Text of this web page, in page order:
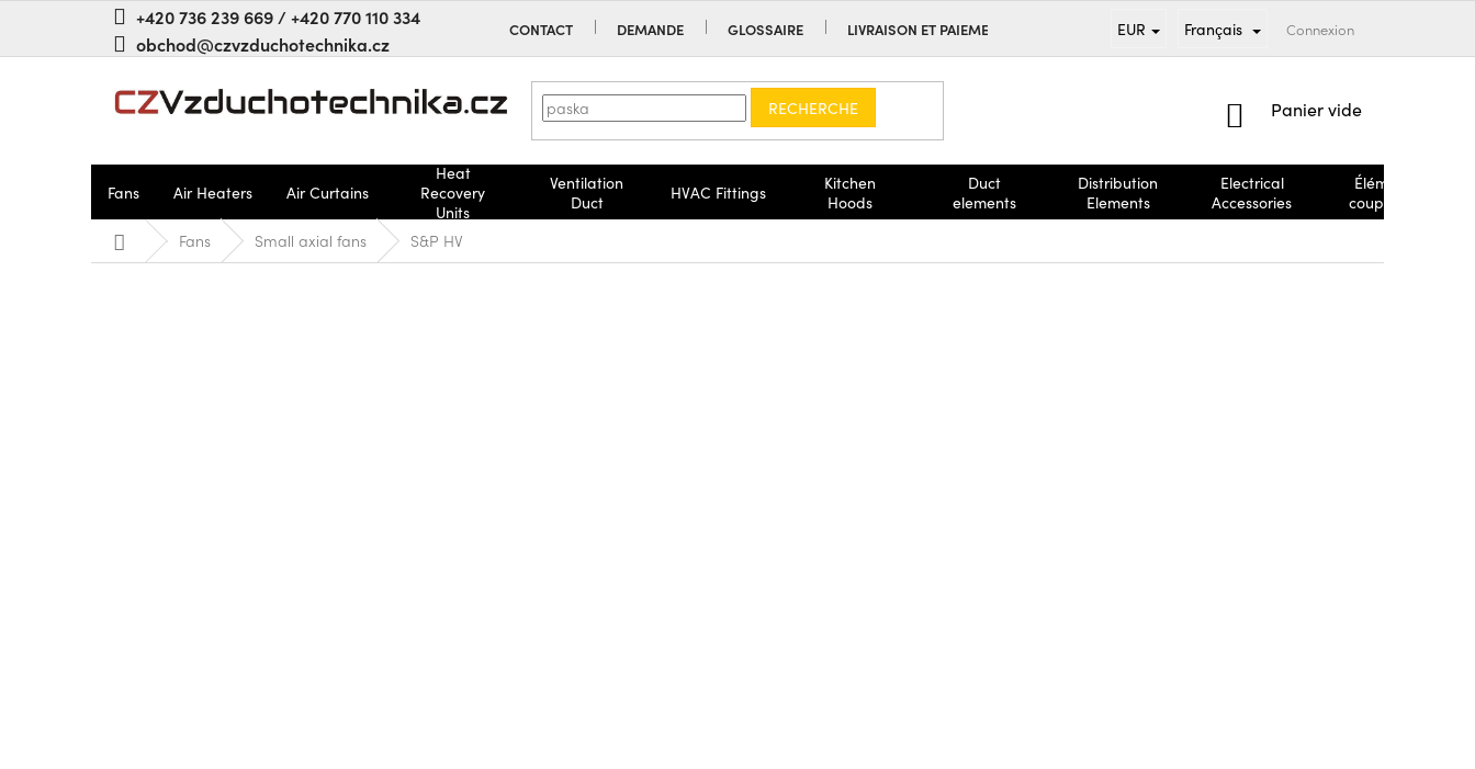
+420 736 239 669 / +420 770 110 334
obchod@czvzduchotechnika.cz
CONTACT DEMANDE GLOSSAIRE LIVRAISON ET PAIEMENT MARQUES CONDITIONS GÉNÉRALES DE VENTE
EUR Français Connexion
RECHERCHE
PANIER
Panier vide
Fans Air Heaters Air Curtains
Heat
Recovery
Units
Ventilation
Duct
HVAC Fittings
Kitchen
Hoods
Duct
elements
Distribution
Elements
Electrical
Accessories
Éléments
coupe-feu
AccueilFans Small axial fans S&P HV